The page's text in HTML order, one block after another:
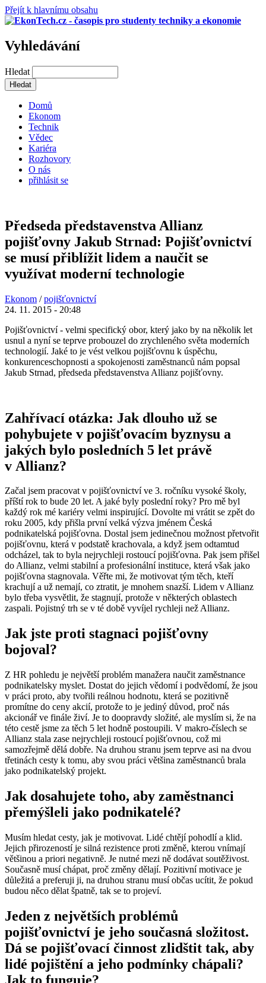
Přejít k hlavnímu obsahu
Vyhledávání
Hledat
Domů
Ekonom
Technik
Vědec
Kariéra
Rozhovory
O nás
přihlásit se
Předseda představenstva Allianz
pojišťovny Jakub Strnad: Pojišťovnictví
se musí přiblížit lidem a naučit se
využívat moderní technologie
Ekonom /pojišťovnictví
24. 11. 2015 - 20:48
Pojišťovnictví - velmi specifický obor, který jako by na několik let
usnul a nyní se teprve probouzel do zrychleného světa moderních
technologií. Jaké to je vést velkou pojišťovnu k úspěchu,
konkurenceschopnosti a spokojenosti zaměstnanců nám popsal
Jakub Strnad, předseda představenstva Allianz pojišťovny.
Zahřívací otázka: Jak dlouho už se
pohybujete v pojišťovacím byznysu a
jakých bylo posledních 5 let právě
v Allianz?
Začal jsem pracovat v pojišťovnictví ve 3. ročníku vysoké školy,
příští rok to bude 20 let. A jaké byly poslední roky? Pro mě byl
každý rok mé kariéry velmi inspirující. Dovolte mi vrátit se zpět do
roku 2005, kdy přišla první velká výzva jménem Česká
podnikatelská pojišťovna. Dostal jsem jedinečnou možnost přetvořit
pojišťovnu, která v podstatě krachovala, a když jsem odtamtud
odcházel, tak to byla nejrychleji rostoucí pojišťovna. Pak jsem přišel
do Allianz, velmi stabilní a profesionální instituce, která však jako
pojišťovna stagnovala. Věřte mi, že motivovat tým těch, kteří
krachují a už nemají, co ztratit, je mnohem snazší. Lidem v Allianz
bylo třeba vysvětlit, že stagnují, protože v některých oblastech
zaspali. Pojistný trh se v té době vyvíjel rychleji než Allianz.
Jak jste proti stagnaci pojišťovny
bojoval?
Z HR pohledu je největší problém manažera naučit zaměstnance
podnikatelsky myslet. Dostat do jejich vědomí i podvědomí, že jsou
v práci proto, aby tvořili reálnou hodnotu, která se pozitivně
promítne do ceny akcií, protože to je jediný důvod, proč nás
akcionář ve finále živí. Je to doopravdy složité, ale myslím si, že na
této cestě jsme za těch 5 let hodně postoupili. V makro-číslech se
Allianz stala zase nejrychleji rostoucí pojišťovnou, což mi
samozřejmě dělá dobře. Na druhou stranu jsem teprve asi na dvou
třetinách cesty k tomu, aby svou práci většina zaměstnanců brala
jako podnikatelský projekt.
Jak dosahujete toho, aby zaměstnanci
přemýšleli jako podnikatelé?
Musím hledat cesty, jak je motivovat. Lidé chtějí pohodlí a klid.
Jejich přirozeností je silná rezistence proti změně, kterou vnímají
většinou a priori negativně. Je nutné mezi ně dodávat soutěživost.
Současně musí chápat, proč změny dělají. Pozitivní motivace je
důležitá a preferuji ji, na druhou stranu musí občas ucítit, že pokud
budou něco dělat špatně, tak se to projeví.
Jeden z největších problémů
pojišťovnictví je jeho současná složitost.
Dá se pojišťovací činnost zlidštit tak, aby
lidé pojištění a jeho podmínky chápali?